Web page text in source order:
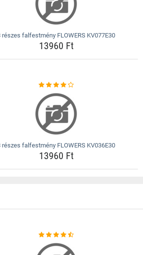
részes falfestmény FLOWERS KV077E30
13960 Ft
részes falfestmény FLOWERS KV036E30
13960 Ft